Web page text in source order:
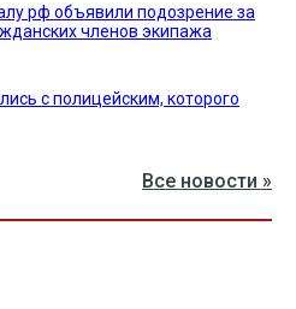
рф объявили подозрение за
членов экипажа
с полицейским, которого
Все новости »